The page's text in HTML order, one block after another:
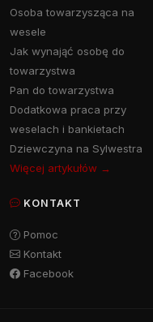
Osoba towarzysząca na
wesele
Jak wynająć osobę do
towarzystwa
Pan do towarzystwa
Dodatkowa praca przy
weselach i bankietach
Dziewczyna na Sylwestra
Więcej artykułów →
KONTAKT
Pomoc
Kontakt
Facebook